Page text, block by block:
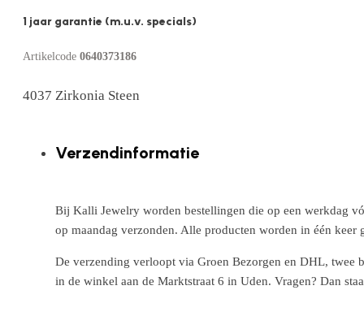
1 jaar garantie (m.u.v. specials)
Artikelcode 0640373186
4037 Zirkonia Steen
Verzendinformatie
Bij Kalli Jewelry worden bestellingen die op een werkdag
op maandag verzonden. Alle producten worden in één
De verzending verloopt via Groen Bezorgen en DHL, twee
in de winkel aan de Marktstraat 6 in Uden. Vragen? Dan